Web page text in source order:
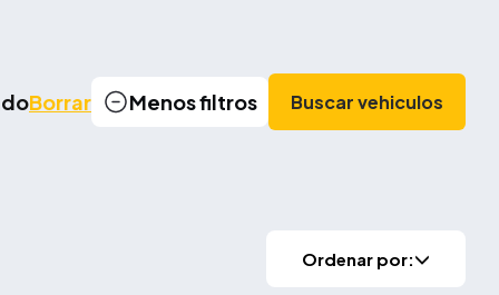
Borrar Menos filtros Buscar vehiculos
Ordenar por: